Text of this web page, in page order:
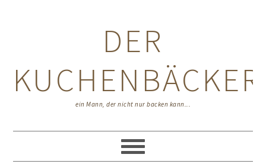
DER
KUCHENBÄCKER
ein Mann, der nicht nur backen kann...